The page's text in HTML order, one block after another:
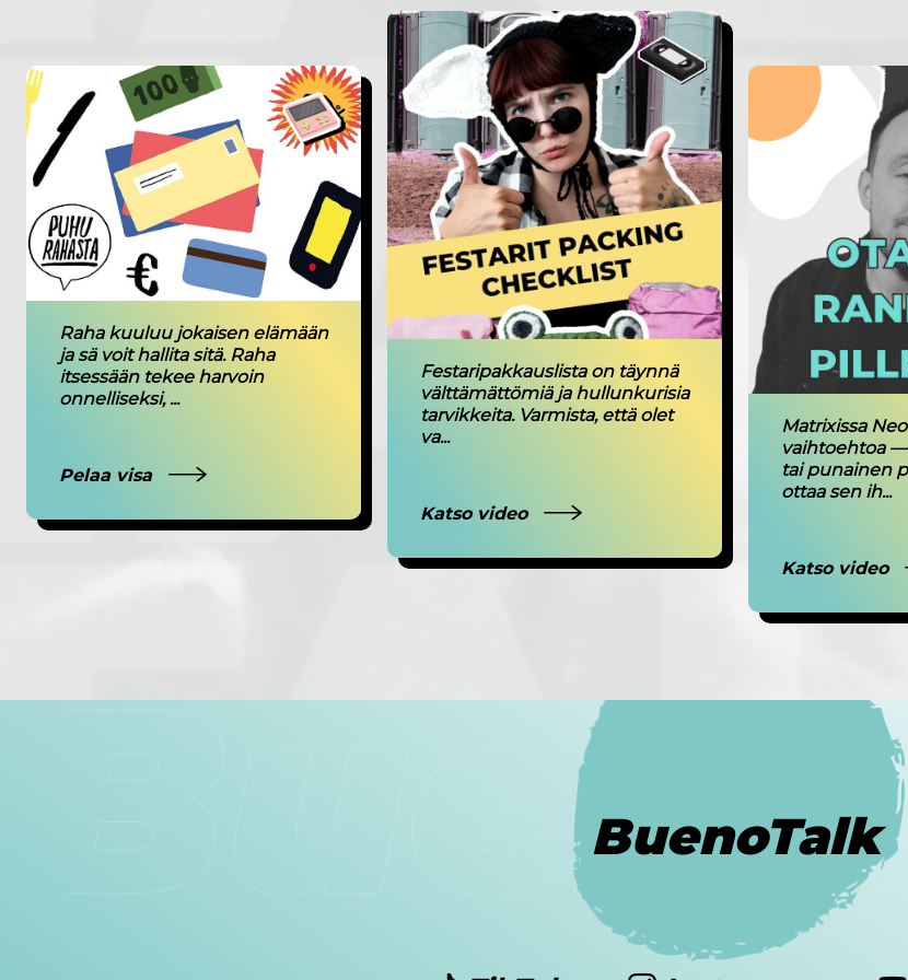
Raha kuuluu jokaisen elämään
ja sä voit hallita sitä. Raha
itsessään tekee harvoin
onnelliseksi, ...
Pelaa visa
Festaripakkauslista on täynnä
välttämättömiä ja hullunkurisia
tarvikkeita. Varmista, että olet
va...
Katso video
Matrixissa
vaihtoehtoa
tai punainen
ottaa sen ih...
Katso video
BuenoTalk